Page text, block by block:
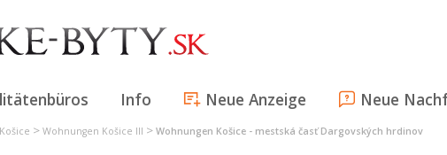
Info Neue Anzeige Neue
> Wohnungen Košice III > Wohnungen Košice - mestská časť Dargovských hrdinov